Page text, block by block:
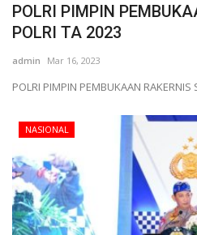
POLRI PIMPIN
POLRI TA 2023
admin Mar 16, 2023
POLRI PIMPIN PEMBUKAAN RAKERNIS
NASIONAL